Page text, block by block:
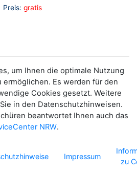
Preis: gratis
um Ihnen die optimale Nutzung
ermöglichen. Es werden für den
Cookies gesetzt. Weitere
in den Datenschutzhinweisen.
beantwortet Ihnen auch das
NRW.
Impressum
zu